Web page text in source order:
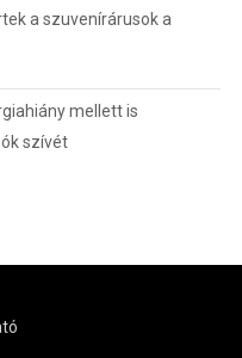
a szuvenírárusok a
mellett is
szívét